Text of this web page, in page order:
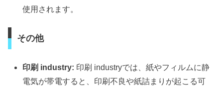
使用されます。
その他
印刷 industry: 印刷 industryでは、紙やフィルムに静
電気が帯電すると、印刷不良や紙詰まりが起こる可